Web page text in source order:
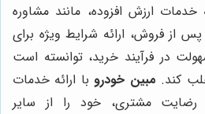
خدمات ارزش افزوده، مانند مشاوره
از فروش، ارائه شرایط ویژه برای
در فرآیند خرید، توانسته است
کند. مبین خودرو با ارائه خدمات
رضایت مشتری، خود را از سایر